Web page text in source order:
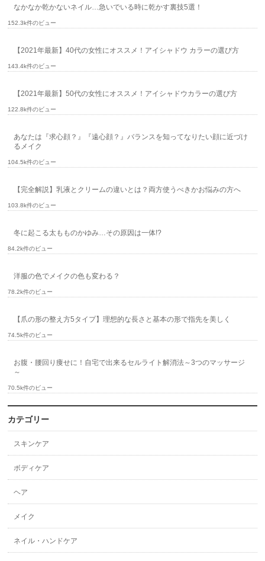
なかなか乾かないネイル…急いでいる時に乾かす裏技5選！
152.3k件のビュー
【2021年最新】40代の女性にオススメ！アイシャドウ カラーの選び方
143.4k件のビュー
【2021年最新】50代の女性にオススメ！アイシャドウカラーの選び方
122.8k件のビュー
あなたは『求心顔？』『遠心顔？』バランスを知ってなりたい顔に近づけ
るメイク
104.5k件のビュー
【完全解説】乳液とクリームの違いとは？両方使うべきかお悩みの方へ
103.8k件のビュー
冬に起こる太もものかゆみ…その原因は一体!?
84.2k件のビュー
洋服の色でメイクの色も変わる？
78.2k件のビュー
【爪の形の整え方5タイプ】理想的な長さと基本の形で指先を美しく
74.5k件のビュー
お腹・腰回り痩せに！自宅で出来るセルライト解消法～3つのマッサージ
～
70.5k件のビュー
カテゴリー
スキンケア
ボディケア
ヘア
メイク
ネイル・ハンドケア